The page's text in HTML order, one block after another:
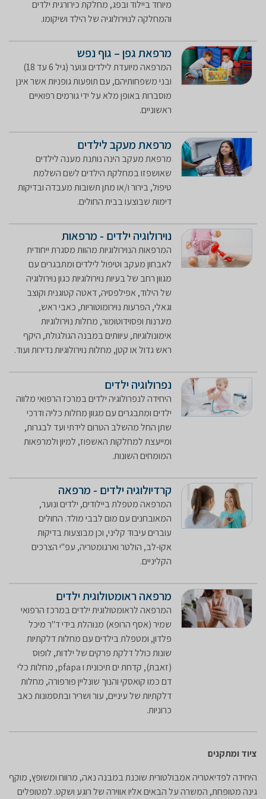
מיוחד ביילוד ובפג, מחלקת כירורגית ילדים
והמחלקה לנוירולוגיה של הילד ושיקומו.
מרפאת גפן – גוף נפש
המרפאה מיועדת לילדים ונוער (גיל 6 עד 18)
ובני משפחותיהם, עם תופעות גופניות אשר אינן
מוסברות באופן מלא על ידי גורמים רפואיים
ראשוניים.
מרפאת מעקב לילדים
מרפאת מעקב הינה נותנת מענה לילדים
שאושפזו במחלקת הילדים לשם השלמת
טיפול, בירור ו/או מתן תשובות מעבדה ובדיקות
דימות שבוצעו בבית החולים.
נוירולוגיה ילדים - מרפאות
המרפאות הנוירולוגיות מהוות מסגרת ייחודית
לאבחון מעקב וטיפול לילדים ומתבגרים עם
מגוון רחב של בעיות נוירולוגיות כגון נוירולוגיה
של הילוד, אפילפסיה, דאטה קטוגנית וקוצב
וגאלי, הפרעות נוירומוטוריות, כאבי ראש,
מיגרנות ופסוידוטומור, מחלות נוירולוגיות
אימונולוגיות, עיוותים במבנה הגולגולת, היקף
ראש גדול או קטן, מחלות נוירולוגיות נדירות ועוד.
נפרולוגיה ילדים
היחידה לנפרולוגיה ילדים במרכז הרפואי מלווה
ילדים ומתבגרים עם מגוון מחלות כליה ודרכי
שתן החל מהשלב הטרום לידתי ועד לבגרות,
ומייעצת למחלקות האשפוז, למיון ולמרפאות
המומחים השונות.
קרדיולוגיה ילדים - מרפאה
המרפאה מטפלת ביילודים, ילדים ונוער,
המאובחנים עם מום לבבי מולד. החולים
עוברים עיבוד קליני, וכן מבוצעות בדיקות
אקו-לב, הולטר וארגומטריה, עפ"י הצרכים
הקליניים.​
מרפאה ראומטולוגית ילדים
המרפאה לראומטולוגית ילדים במרכז הרפואי
שמיר (אסף הרופא) מנוהלת בידי ד"ר מיכל
פלדון, ומטפלת בילדים עם מחלות דלקתיות
שונות כולל דלקת פרקים של ילדות, לופוס
(זאבת), קדחת ים תיכונית ו pfapa, מחלות כלי
דם כמו קואסקי והנוך שונליין פורפורה, מחלות
דלקתיות של עיניים, עור ושריר ובתסמונות כאב
כרוניות.
ציוד ומתקנים
היחידה לפדיאטריה אמבולטורית שוכנת במבנה נאה, מרווח ומשופץ, מוקף
גינה מטופחת, המשרה על הבאים אליו אווירה של רוגע ושקט. למטופלים